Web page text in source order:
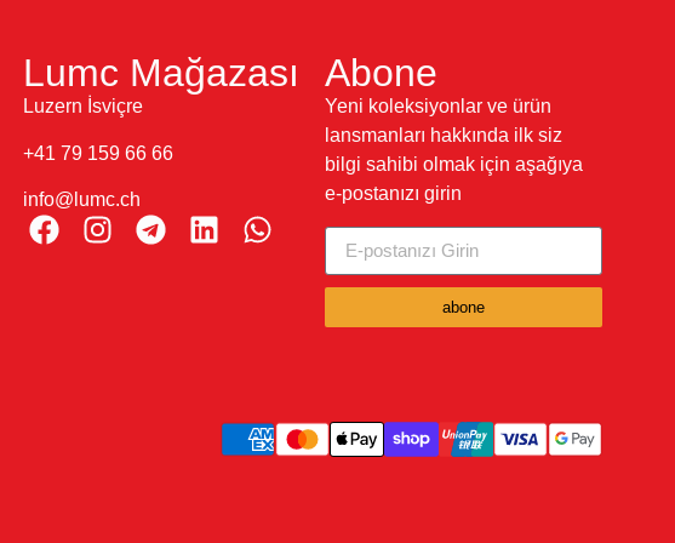
Lumc Mağazası
Luzern İsviçre
+41 79 159 66 66
info@lumc.ch
Abone
Yeni koleksiyonlar ve ürün
lansmanları hakkında ilk siz
bilgi sahibi olmak için aşağıya
e-postanızı girin
abone